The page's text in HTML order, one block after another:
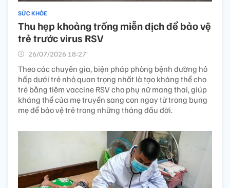
SỨC KHỎE
Thu hẹp khoảng trống miễn dịch để bảo vệ
trẻ trước virus RSV
26/07/2026 18:27’
Theo các chuyên gia, biện pháp phòng bệnh đường hô
hấp dưới trẻ nhỏ quan trọng nhất là tạo kháng thể cho
trẻ bằng tiêm vaccine RSV cho phụ nữ mang thai, giúp
kháng thể của mẹ truyền sang con ngay từ trong bụng
mẹ để bảo vệ trẻ trong những tháng đầu đời.